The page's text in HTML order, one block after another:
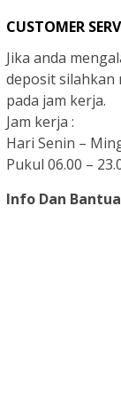
CUSTOMER
Jika anda
deposit silahkan
pada jam kerja.
Jam kerja :
Hari Senin –
Pukul 06.00 –
Info Dan